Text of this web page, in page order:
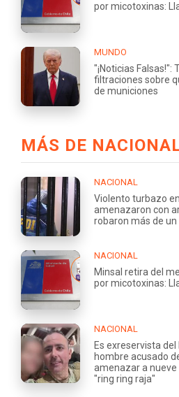
por micotoxinas:
MUNDO
"¡Noticias
filtraciones sobre
de municiones
MÁS DE
NACIONAL
Violento turbazo
amenazaron con
robaron más de
NACIONAL
Minsal retira del
por micotoxinas:
NACIONAL
Es exreservista del
hombre acusado
amenazar a nueve
"ring ring raja"